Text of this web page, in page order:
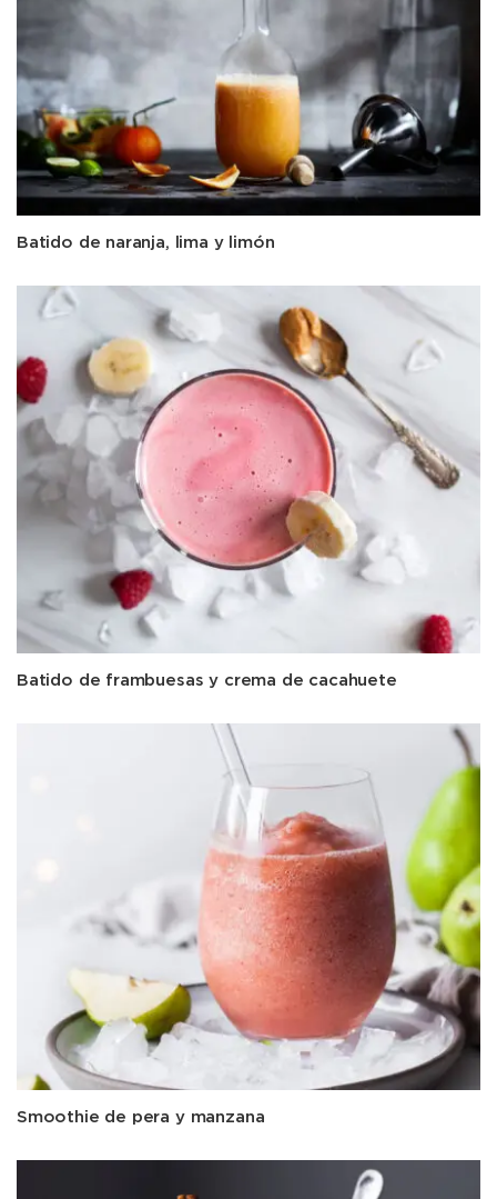
Batido de naranja, lima y limón
Batido de frambuesas y crema de cacahuete
Smoothie de pera y manzana